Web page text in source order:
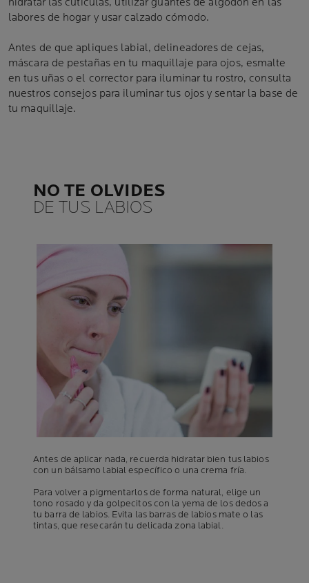
labores de hogar y usar calzado cómodo.
Antes de que apliques labial, delineadores de cejas,
máscara de pestañas en tu maquillaje para ojos, esmalte
en tus uñas o el corrector para iluminar tu rostro, consulta
nuestros consejos para iluminar tus ojos y sentar la base de
tu maquillaje.
NO TE OLVIDES
DE TUS LABIOS
Antes de aplicar nada, recuerda hidratar bien tus labios
con un bálsamo labial específico o una crema fría.
Para volver a pigmentarlos de forma natural, elige un
tono rosado y da golpecitos con la yema de los dedos a
tu barra de labios. Evita las barras de labios mate o las
tintas, que resecarán tu delicada zona labial.